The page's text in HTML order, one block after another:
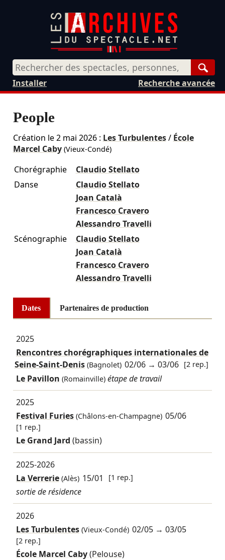
Recherche avancée
Installer
People
Création le2 mai 2026: Les Turbulentes/ École
Marcel Caby(Vieux-Condé)
Chorégraphie
Claudio Stellato
Danse
Claudio Stellato
Joan Català
Francesco Cravero
Alessandro Travelli
Scénographie
Claudio Stellato
Joan Català
Francesco Cravero
Alessandro Travelli
Dates Partenaires de production
2025
Rencontres chorégraphiques internationales de
Seine-Saint-Denis(Bagnolet) 02/06 →03/06 [2 rep.]
Le Pavillon (Romainville) étape de travail
2025
Festival Furies(Châlons-en-Champagne) 05/06
[1 rep.]
Le Grand Jard (bassin)
2025-2026
La Verrerie(Alès) 15/01 [1 rep.]
sortie de résidence
2026
Les Turbulentes(Vieux-Condé) 02/05 →03/05
[2 rep.]
École Marcel Caby(Pelouse)